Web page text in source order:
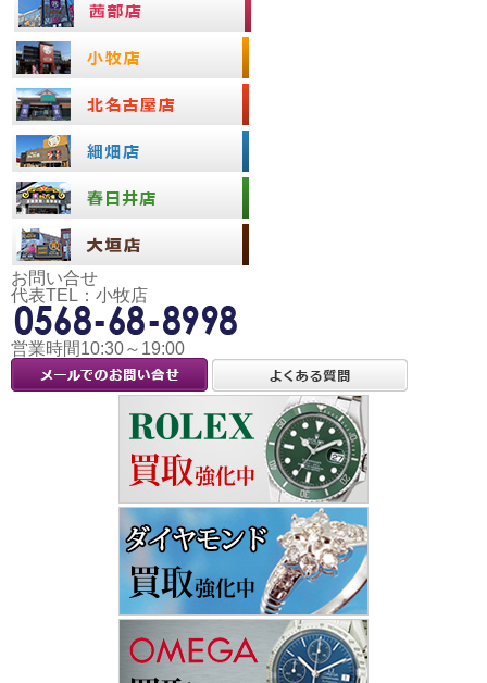
お問い合せ
代表TEL：小牧店
営業時間10:30～19:00